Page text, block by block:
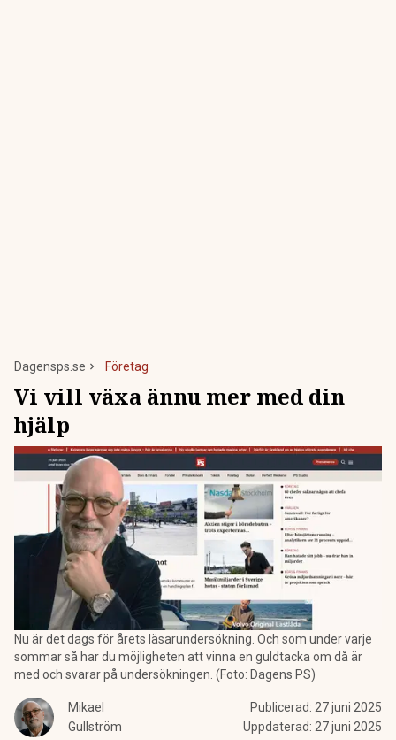
Dagensps.se Företag
Vi vill växa ännu mer med din
hjälp
Nu är det dags för årets läsarundersökning. Och som under varje
sommar så har du möjligheten att vinna en guldtacka om då är
med och svarar på undersökningen. (Foto: Dagens PS)
Mikael
Gullström
Publicerad: 27 juni 2025
Uppdaterad: 27 juni 2025